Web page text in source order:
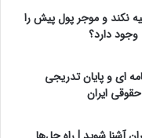
نکند و موجر پول پیش را
وجود دارد؟
ای و پایان تدریجی
ایران